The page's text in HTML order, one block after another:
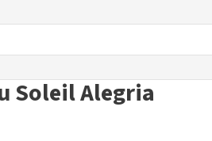
Soleil Alegria